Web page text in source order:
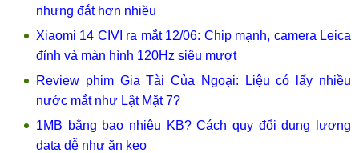
nhưng đắt hơn nhiều
Xiaomi 14 CIVI ra mắt 12/06: Chip mạnh, camera Leica
đỉnh và màn hình 120Hz siêu mượt
Review phim Gia Tài Của Ngoại: Liệu có lấy nhiều
nước mắt như Lật Mặt 7?
1MB bằng bao nhiêu KB? Cách quy đổi dung lượng
data dễ như ăn kẹo